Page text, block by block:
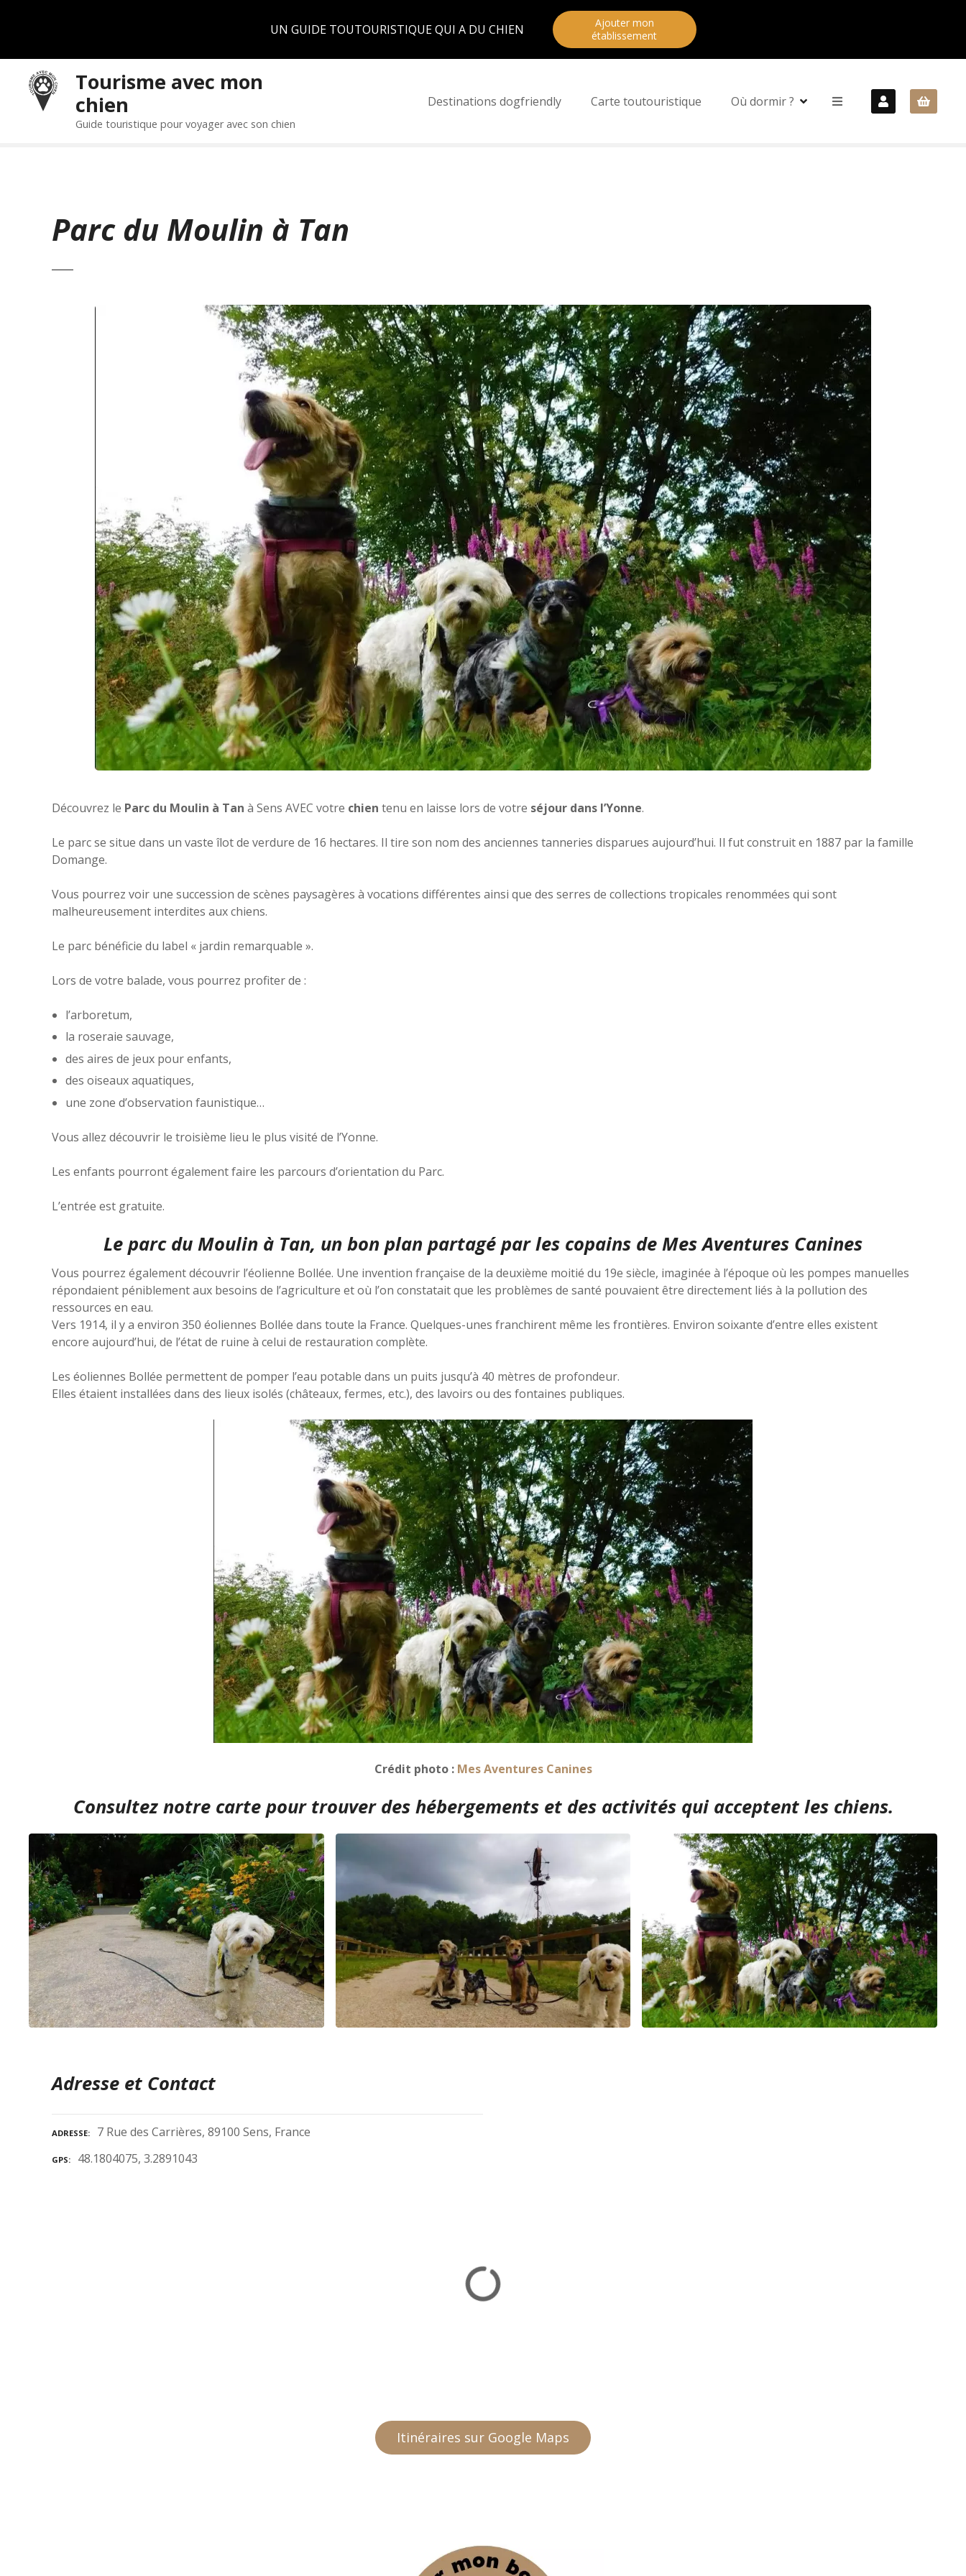
UN GUIDE TOUTOURISTIQUE QUI A DU CHIEN
Ajouter mon
établissement
Tourisme avec mon
chien
Guide touristique pour voyager avec son chien
Destinations dogfriendly Carte toutouristique Où dormir ?
Parc du Moulin à Tan
Découvrez le Parc du Moulin à Tan à Sens AVEC votre chien tenu en laisse lors de votre séjour dans l’Yonne.
Le parc se situe dans un vaste îlot de verdure de 16 hectares. Il tire son nom des anciennes tanneries disparues aujourd’hui. Il fut construit en 1887 par la famille
Domange.
Vous pourrez voir une succession de scènes paysagères à vocations différentes ainsi que des serres de collections tropicales renommées qui sont
malheureusement interdites aux chiens.
Le parc bénéficie du label « jardin remarquable ».
Lors de votre balade, vous pourrez profiter de :
l’arboretum,
la roseraie sauvage,
des aires de jeux pour enfants,
des oiseaux aquatiques,
une zone d’observation faunistique…
Vous allez découvrir le troisième lieu le plus visité de l’Yonne.
Les enfants pourront également faire les parcours d’orientation du Parc.
L’entrée est gratuite.
Le parc du Moulin à Tan, un bon plan partagé par les copains de Mes Aventures Canines
Vous pourrez également découvrir l’éolienne Bollée. Une invention française de la deuxième moitié du 19e siècle, imaginée à l’époque où les pompes manuelles
répondaient péniblement aux besoins de l’agriculture et où l’on constatait que les problèmes de santé pouvaient être directement liés à la pollution des
ressources en eau.
Vers 1914, il y a environ 350 éoliennes Bollée dans toute la France. Quelques-unes franchirent même les frontières. Environ soixante d’entre elles existent
encore aujourd’hui, de l’état de ruine à celui de restauration complète.
Les éoliennes Bollée permettent de pomper l’eau potable dans un puits jusqu’à 40 mètres de profondeur.
Elles étaient installées dans des lieux isolés (châteaux, fermes, etc.), des lavoirs ou des fontaines publiques.
Crédit photo : Mes Aventures Canines
Consultez notre cartepour trouver des hébergements et des activités qui acceptent les chiens.
Adresse et Contact
ADRESSE 7 Rue des Carrières, 89100 Sens, France
GPS 48.1804075, 3.2891043
Itinéraires sur Google Maps